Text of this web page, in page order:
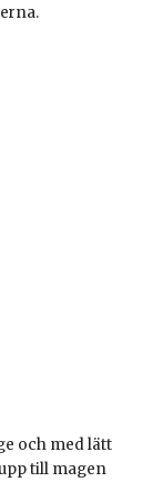
och med lätt
till magen